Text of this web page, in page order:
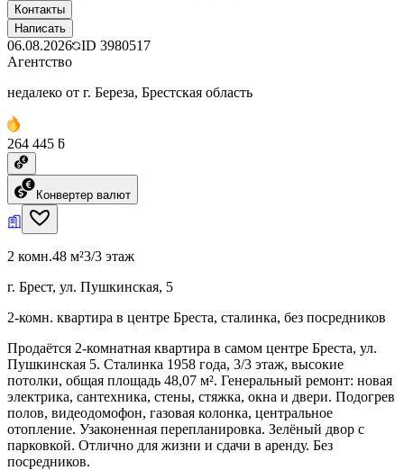
Контакты
Написать
06.08.2026 ID 3980517
Агентство
недалеко от г. Береза, Брестская область
264 445 ƃ
Конвертер валют
2 комн.48 м²3/3 этаж
г. Брест, ул. Пушкинская, 5
2-комн. квартира в центре Бреста, сталинка, без посредников
Продаётся 2-комнатная квартира в самом центре Бреста, ул.
Пушкинская 5. Сталинка 1958 года, 3/3 этаж, высокие
потолки, общая площадь 48,07 м². Генеральный ремонт: новая
электрика, сантехника, стены, стяжка, окна и двери. Подогрев
полов, видеодомофон, газовая колонка, центральное
отопление. Узаконенная перепланировка. Зелёный двор с
парковкой. Отлично для жизни и сдачи в аренду. Без
посредников.